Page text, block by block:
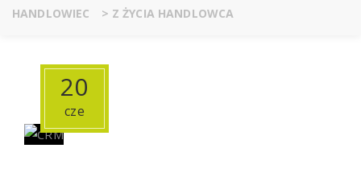
HANDLOWIEC > Z ŻYCIA HANDLOWCA
20
cze